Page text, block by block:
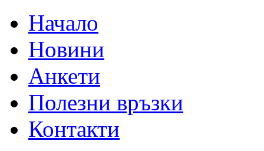
Начало
Новини
Анкети
Полезни връзки
Контакти